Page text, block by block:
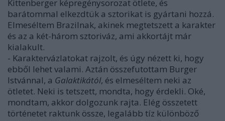
Kittenberger képregénysorozat ötlete, és
barátommal elkezdtük a sztorikat is gyártani hozzá.
Elmeséltem Brazilnak, akinek megtetszett a karakter
és az a két-három sztoriváz, ami akkortájt már
kialakult.
- Karaktervázlatokat rajzolt, és úgy nézett ki, hogy
ebből lehet valami. Aztán összefutottam Burger
Istvánnal, a Galaktikától, és elmeséltem neki az
ötletet. Neki is tetszett, mondta, hogy érdekli. Oké,
mondtam, akkor dolgozunk rajta. Elég összetett
történetet raktunk össze, legalább tíz különböző